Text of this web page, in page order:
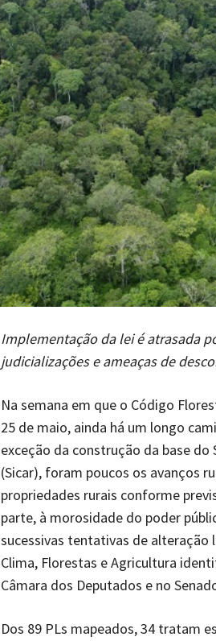
Implementação da lei é atrasada
judicializações e ameaças de
Na semana em que o Código
25 de maio, ainda há um longo
exceção da construção da base
(Sicar), foram poucos os avanços
propriedades rurais conforme
parte, à morosidade do poder
sucessivas tentativas de alteração
Clima, Florestas e Agricultura
Câmara dos Deputados e no
Dos 89 PLs mapeados, 34 tratam